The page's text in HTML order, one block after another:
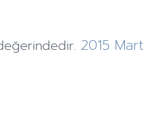
2015 Mart